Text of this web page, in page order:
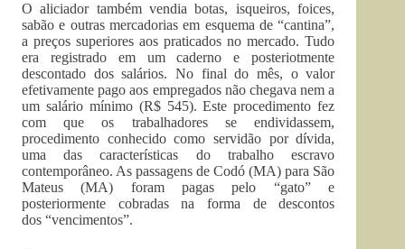
O aliciador também vendia botas, isqueiros, foices,
sabão e outras mercadorias em esquema de “cantina”,
a preços superiores aos praticados no mercado. Tudo
era registrado em um caderno e posteriotmente
descontado dos salários. No final do mês, o valor
efetivamente pago aos empregados não chegava nem a
um salário mínimo (R$ 545). Este procedimento fez
com que os trabalhadores se endividassem,
procedimento conhecido como servidão por dívida,
uma das características do trabalho escravo
contemporâneo. As passagens de Codó (MA) para São
Mateus (MA) foram pagas pelo “gato” e
posteriormente cobradas na forma de descontos
dos “vencimentos”.